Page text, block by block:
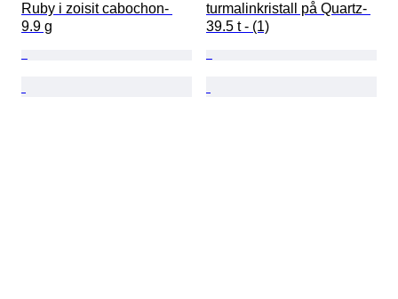
Ruby i zoisit cabochon-
9.9 g
turmalinkristall på Quartz-
39.5 t - (1)